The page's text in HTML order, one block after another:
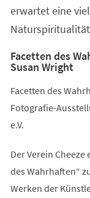
erwartet eine
Facetten des
Susan Wright
Facetten des
Fotografie-
e.V.
Der Verein Cheeze
des Wahrhaften“
Werken der